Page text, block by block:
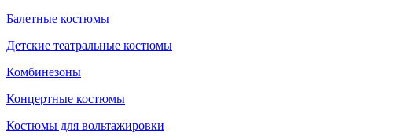
Балетные костюмы
Детские театральные костюмы
Комбинезоны
Концертные костюмы
Костюмы для вольтажировки